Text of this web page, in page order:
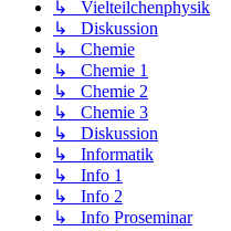
↳ Vielteilchenphysik
↳ Diskussion
↳ Chemie
↳ Chemie 1
↳ Chemie 2
↳ Chemie 3
↳ Diskussion
↳ Informatik
↳ Info 1
↳ Info 2
↳ Info Proseminar